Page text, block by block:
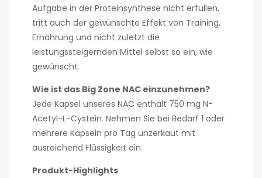
Aufgabe in der Proteinsynthese nicht erfüllen,
tritt auch der gewünschte Effekt von Training,
Ernährung und nicht zuletzt die
leistungssteigernden Mittel selbst so ein, wie
gewünscht.
Wie ist das Big Zone NAC einzunehmen?
Jede Kapsel unseres NAC enthält 750 mg N-
Acetyl-L-Cystein. Nehmen Sie bei Bedarf 1 oder
mehrere Kapseln pro Tag unzerkaut mit
ausreichend Flüssigkeit ein.
Produkt-Highlights